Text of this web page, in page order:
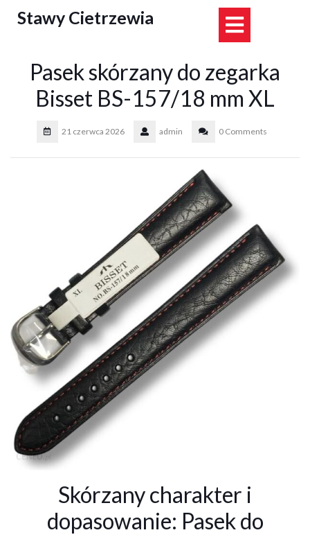
Stawy Cietrzewia
Pasek skórzany do zegarka
Bisset BS-157/18 mm XL
21 czerwca 2026 admin 0 Comments
Skórzany charakter i
dopasowanie: Pasek do